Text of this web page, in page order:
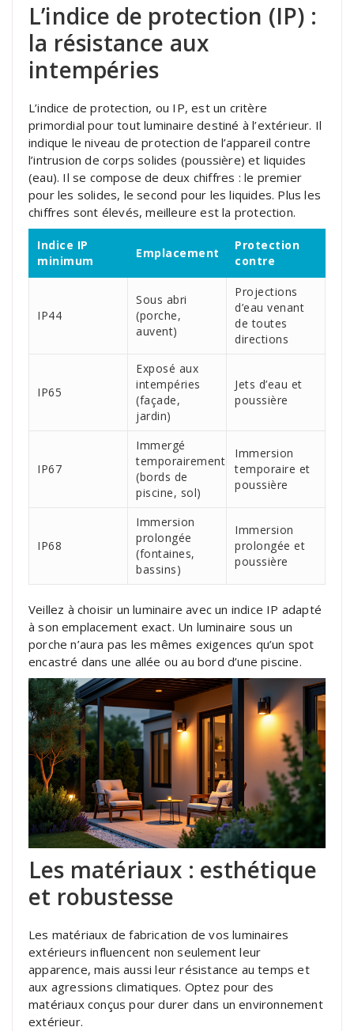
L’indice de protection (IP) :
la résistance aux
intempéries
L’indice de protection, ou IP, est un critère
primordial pour tout luminaire destiné à l’extérieur. Il
indique le niveau de protection de l’appareil contre
l’intrusion de corps solides (poussière) et liquides
(eau). Il se compose de deux chiffres : le premier
pour les solides, le second pour les liquides. Plus les
chiffres sont élevés, meilleure est la protection.
Indice IP
minimum
Emplacement
Protection
contre
IP44
Sous abri
(porche,
auvent)
Projections
d’eau venant
de toutes
directions
IP65
Exposé aux
intempéries
(façade,
jardin)
Jets d’eau et
poussière
IP67
Immergé
temporairement
(bords de
piscine, sol)
Immersion
temporaire et
poussière
IP68
Immersion
prolongée
(fontaines,
bassins)
Immersion
prolongée et
poussière
Veillez à choisir un luminaire avec un indice IP adapté
à son emplacement exact. Un luminaire sous un
porche n’aura pas les mêmes exigences qu’un spot
encastré dans une allée ou au bord d’une piscine.
Les matériaux : esthétique
et robustesse
Les matériaux de fabrication de vos luminaires
extérieurs influencent non seulement leur
apparence, mais aussi leur résistance au temps et
aux agressions climatiques. Optez pour des
matériaux conçus pour durer dans un environnement
extérieur.